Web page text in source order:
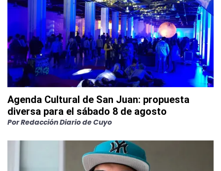
Agenda Cultural de San Juan: propuesta
diversa para el sábado 8 de agosto
PorRedacción Diario de Cuyo